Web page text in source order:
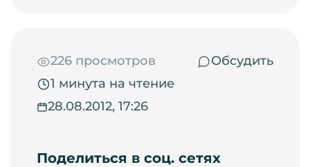
226 просмотров
Обсудить
1 минута на чтение
28.08.2012, 17:26
Поделиться в соц. сетях